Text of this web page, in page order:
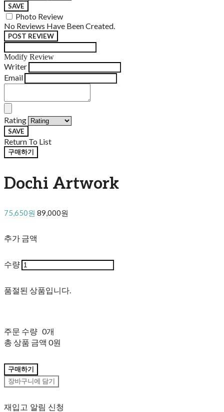
SAVE
Photo Review
No Reviews Have Been Created.
POST REVIEW
Modify Review
Writer
Email
Rating
SAVE
Return To List
구매하기
Dochi Artwork
75,650원 89,000원
추가 금액
수량
품절된 상품입니다.
주문 수량 0개
총 상품 금액 0원
구매하기
장바구니에 담기
재입고 알림 신청